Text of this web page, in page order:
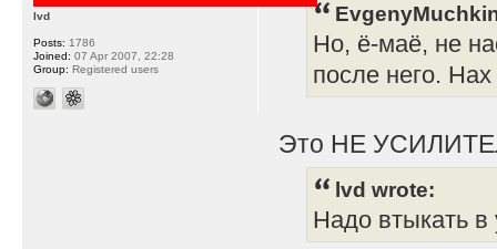
Но, ё-маё, не
после него.
Это НЕ
lvd wrote:
Надо втыкать в
lvd
Posts: 1786
Joined: 07 Apr 2007, 22:28
Group: Registered users